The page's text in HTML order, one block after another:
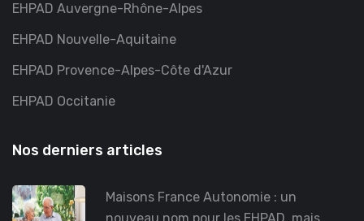
EHPAD Auvergne-Rhône-Alpes
EHPAD Nouvelle-Aquitaine
EHPAD Provence-Alpes-Côte d'Azur
EHPAD Occitanie
Nos derniers articles
Maisons France Autonomie : un